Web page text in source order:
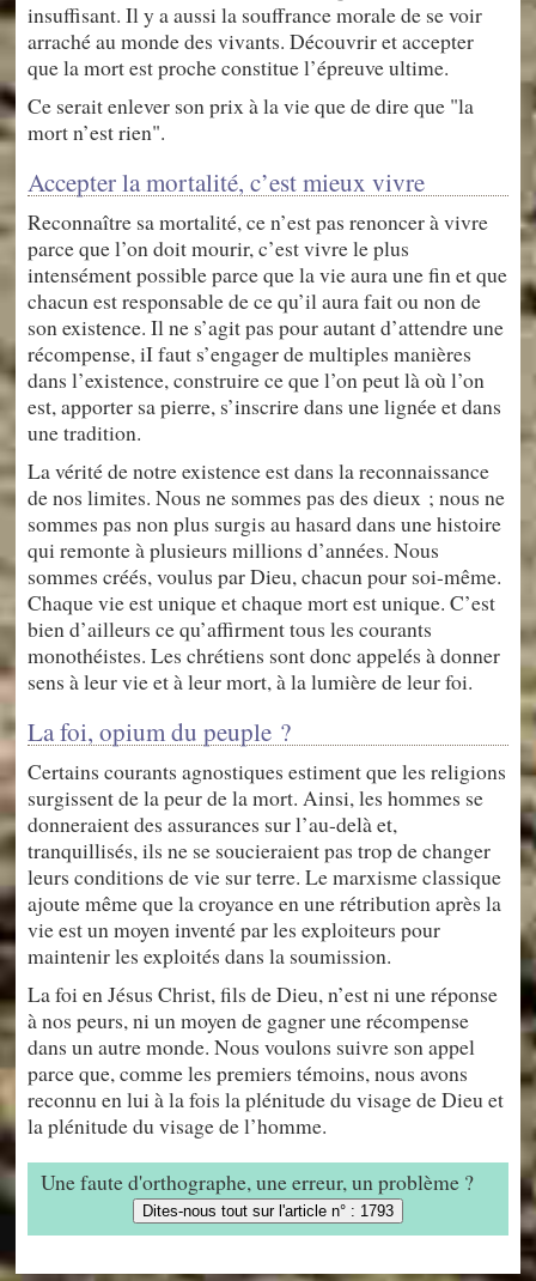
insuffisant. Il y a aussi la souffrance morale de se voir
arraché au monde des vivants. Découvrir et accepter
que la mort est proche constitue l’épreuve ultime.
Ce serait enlever son prix à la vie que de dire que "la
mort n’est rien".
Accepter la mortalité, c’est mieux vivre
Reconnaître sa mortalité, ce n’est pas renoncer à vivre
parce que l’on doit mourir, c’est vivre le plus
intensément possible parce que la vie aura une fin et que
chacun est responsable de ce qu’il aura fait ou non de
son existence. Il ne s’agit pas pour autant d’attendre une
récompense, iI faut s’engager de multiples manières
dans l’existence, construire ce que l’on peut là où l’on
est, apporter sa pierre, s’inscrire dans une lignée et dans
une tradition.
La vérité de notre existence est dans la reconnaissance
de nos limites. Nous ne sommes pas des dieux ; nous ne
sommes pas non plus surgis au hasard dans une histoire
qui remonte à plusieurs millions d’années. Nous
sommes créés, voulus par Dieu, chacun pour soi-même.
Chaque vie est unique et chaque mort est unique. C’est
bien d’ailleurs ce qu’affirment tous les courants
monothéistes. Les chrétiens sont donc appelés à donner
sens à leur vie et à leur mort, à la lumière de leur foi.
La foi, opium du peuple ?
Certains courants agnostiques estiment que les religions
surgissent de la peur de la mort. Ainsi, les hommes se
donneraient des assurances sur l’au-delà et,
tranquillisés, ils ne se soucieraient pas trop de changer
leurs conditions de vie sur terre. Le marxisme classique
ajoute même que la croyance en une rétribution après la
vie est un moyen inventé par les exploiteurs pour
maintenir les exploités dans la soumission.
La foi en Jésus Christ, fils de Dieu, n’est ni une réponse
à nos peurs, ni un moyen de gagner une récompense
dans un autre monde. Nous voulons suivre son appel
parce que, comme les premiers témoins, nous avons
reconnu en lui à la fois la plénitude du visage de Dieu et
la plénitude du visage de l’homme.
Une faute d'orthographe, une erreur, un problème ?
Dites-nous tout sur l'article n° : 1793